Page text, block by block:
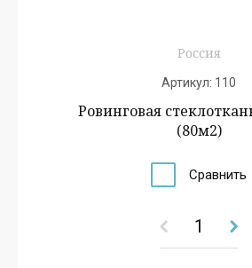
Россия
Артикул: 110
Ровинговая
(80м2)
Сравнить